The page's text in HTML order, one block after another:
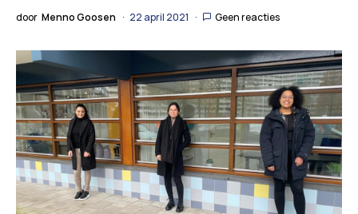
door Menno Goosen 22 april 2021 Geen reacties